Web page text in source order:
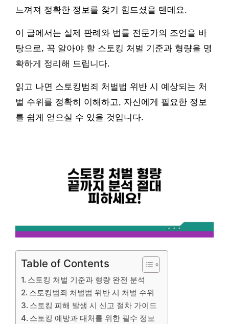
느껴져 정확한 정보를 찾기 힘드셨을 텐데요.
이 글에서는 실제 판례와 법률 전문가의 조언을 바
탕으로, 꼭 알아야 할 스토킹 처벌 기준과 형량을 명
확하게 정리해 드립니다.
읽고 나면 스토킹범죄 처벌법 위반 시 예상되는 처
벌 수위를 정확히 이해하고, 자신에게 필요한 정보
를 쉽게 얻으실 수 있을 것입니다.
Table of Contents
스토킹 처벌 기준과 형량 완전 분석
스토킹범죄 처벌법 위반 시 처벌 수위
스토킹 피해 발생 시 신고 절차 가이드
스토킹 예방과 대처를 위한 필수 정보